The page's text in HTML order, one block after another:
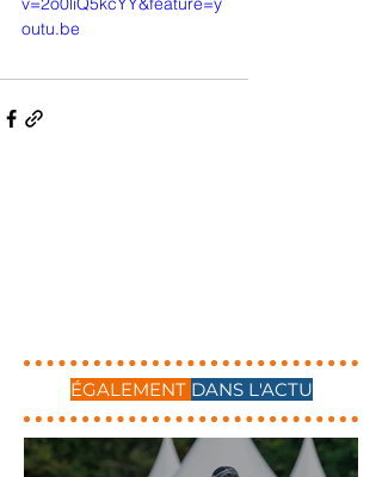
outu.be
ÉGALEMENT DANS L'ACTU